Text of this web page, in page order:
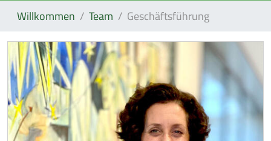
Willkommen Team Geschäftsführung